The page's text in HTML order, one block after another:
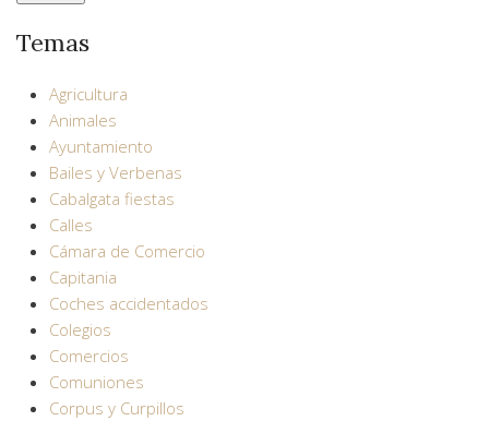
Temas
Agricultura
Animales
Ayuntamiento
Bailes y Verbenas
Cabalgata fiestas
Calles
Cámara de Comercio
Capitania
Coches accidentados
Colegios
Comercios
Comuniones
Corpus y Curpillos